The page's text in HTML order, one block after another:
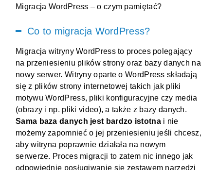
Migracja WordPress – o czym pamiętać?
Co to migracja WordPress?
Migracja witryny WordPress to proces polegający
na przeniesieniu plików strony oraz bazy danych na
nowy serwer. Witryny oparte o WordPress składają
się z plików strony internetowej takich jak pliki
motywuWordPress, pliki konfiguracyjne czy media
(obrazy i np. pliki video), a także z bazy danych.
Sama baza danych jest bardzo istotnai nie
możemy zapomnieć o jej przeniesieniu jeśli chcesz,
aby witryna poprawnie działała na nowym
serwerze. Proces migracji to zatem nic innego jak
odpowiednie posługiwanie się zestawem narzędzi